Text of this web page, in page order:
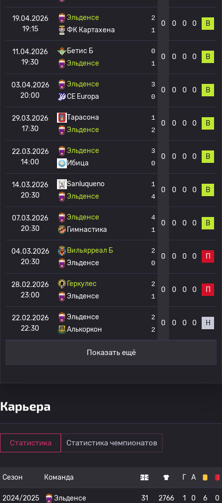
19.04.2026
19:15
Эльденсе
ФК Картахена
2
1
0 0 0 0 В
11.04.2026
19:30
Бетис Б
Эльденсе
0
1
0 0 0 0 В
03.04.2026
20:00
Эльденсе
CE Europa
3
0
0 0 0 0 В
29.03.2026
17:30
Тарасона
Эльденсе
1
2
0 0 0 0 В
22.03.2026
14:00
Эльденсе
Ибица
3
0
0 0 0 0 В
14.03.2026
20:30
Sanluqueno
Эльденсе
1
4
0 0 0 0 В
07.03.2026
20:30
Эльденсе
Гимнастика
4
1
0 0 0 0 В
04.03.2026
20:30
Вильярреал Б
Эльденсе
2
0
0 0 0 0 П
28.02.2026
23:00
Геркулес
Эльденсе
2
1
0 0 0 0 П
22.02.2026
22:30
Эльденсе
Алькоркон
2
2
0 0 0 0 Н
Показать ещё
Карьера
Статистика Статистика чемпионатов
Сезон Команда Г А
2024/2025 Эльденсе 31 2766 1 0 6 0